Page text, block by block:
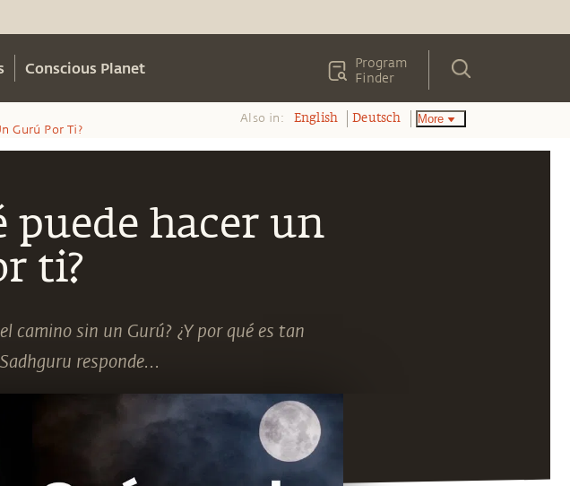
Conscious Planet
Program
Finder
puede hacer un
ti?
camino sin un Gurú? ¿Y por qué es tan
responde...
Gurú Por Ti?
Also in: English Deutsch More